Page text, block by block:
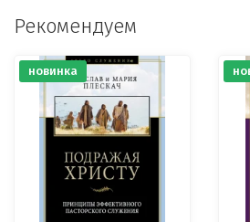
Рекомендуем
новинка